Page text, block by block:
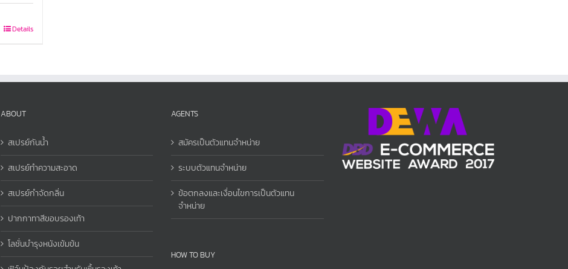
Details
ABOUT
สเปรย์กันน้ำ
สเปรย์ทำความสะอาด
สเปรย์กำจัดกลิ่น
ปากกาทาสีขอบรองเท้า
โลชั่นบำรุงหนังเข้มข้น
AGENTS
สมัครเป็นตัวแทนจำหน่าย
ระบบตัวแทนจำหน่าย
ข้อตกลงและเงื่อนไขการเป็นตัวแทน
จำหน่าย
HOW TO BUY